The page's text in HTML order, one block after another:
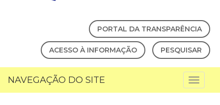
PORTAL DA TRANSPARÊNCIA
ACESSO À INFORMAÇÃO PESQUISAR
NAVEGAÇÃO DO SITE